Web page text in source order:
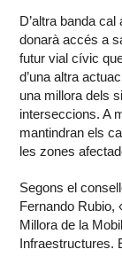
D’altra banda
donarà accés a
futur vial cívic
d’una altra
una millora dels
interseccions. A
mantindran els
les zones
Segons el
Fernando Rubio,
Millora de la
Infraestructures.